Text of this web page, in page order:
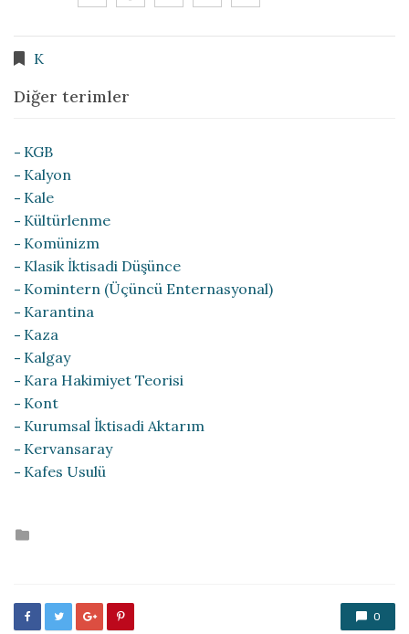
K
Diğer terimler
KGB
Kalyon
Kale
Kültürlenme
Komünizm
Klasik İktisadi Düşünce
Komintern (Üçüncü Enternasyonal)
Karantina
Kaza
Kalgay
Kara Hakimiyet Teorisi
Kont
Kurumsal İktisadi Aktarım
Kervansaray
Kafes Usulü
0